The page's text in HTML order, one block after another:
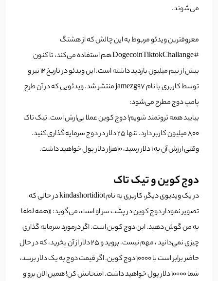
می‌شوند.
معروفترین ویدئو مربوط به این چالش که از هشتگ
#DogecoinTiktokChallange هم استفاده می‌کند، تا کنون
بیش از نیم میلیون بازدید داشته است. این ویدئو در تاریخ ۱۲ تیر و
توسط کاربری با نام jamezg97 منتشر شد. ویدئویی که در آن طرح
پامپ دوج مطرح می‌شود:
بیایید همه ثروتمند شویم! دوج کوین عملا بی‌ارش است. تیک تاک
۸۰۰ میلیون کاربر دارد. تنها 25 دلار در دوج سرمایه گذاری کنید.
وقتی ارزش آن به 1 دلار رسید، 10هزار دلار پول خواهید داشت.
دوج کوین و تیک تاک
در یک ویدیوی دیگر، کاربری به نام kindashortidiot در حالی که
تصویر نمودار دوج کوین در پشت سر او است، می‌گوید: «همه لطفا
به من گوش دهید. این دوج کوین است. اگر درمورد سرمایه گذاری
چیزی نمی‌دانید ، مهم نیست. بروید و 25 دلار از آن بخرید، که در حال
حاضر برابر است با 10000 دوج کوین. اگر قیمت دوج به یک دلار برسد،
شما 10000 دلار پول خواهید داشت. امتحانش کن! همین الان برو و